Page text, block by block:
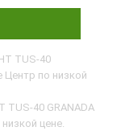
TUS-40
Центр по низкой
TUS-40 GRANADA
цене.